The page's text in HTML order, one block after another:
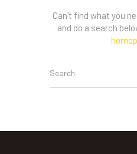
Can't find what you
and do a search